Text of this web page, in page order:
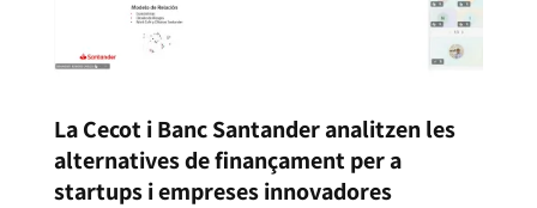
La Cecot i Banc Santander analitzen les
alternatives de finançament per a
startups i empreses innovadores